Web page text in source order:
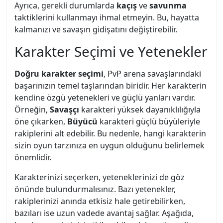
Ayrıca, gerekli durumlarda kaçışvesavunma
taktiklerini kullanmayı ihmal etmeyin. Bu, hayatta
kalmanızı ve savaşın gidişatını değiştirebilir.
Karakter Seçimi ve Yetenekler
Doğru karakter seçimi, PvP arena savaşlarındaki
başarınızın temel taşlarından biridir. Her karakterin
kendine özgü yetenekleri ve güçlü yanları vardır.
Örneğin, Savaşçı karakteri yüksek dayanıklılığıyla
öne çıkarken, Büyücü karakteri güçlü büyüleriyle
rakiplerini alt edebilir. Bu nedenle, hangi karakterin
sizin oyun tarzınıza en uygun olduğunu belirlemek
önemlidir.
Karakterinizi seçerken, yeteneklerinizi de göz
önünde bulundurmalısınız. Bazı yetenekler,
rakiplerinizi anında etkisiz hale getirebilirken,
bazıları ise uzun vadede avantaj sağlar. Aşağıda,